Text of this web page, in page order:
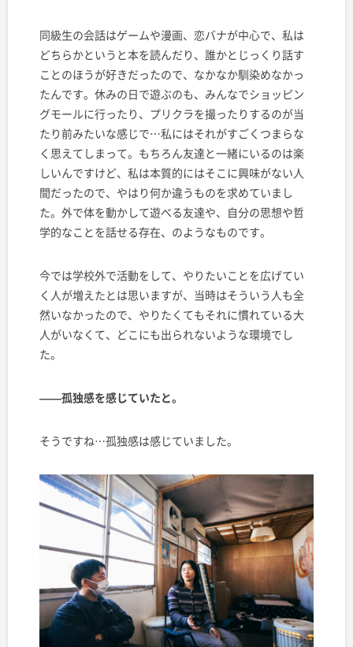
同級生の会話はゲームや漫画、恋バナが中心で、私は
どちらかというと本を読んだり、誰かとじっくり話す
ことのほうが好きだったので、なかなか馴染めなかっ
たんです。休みの日で遊ぶのも、みんなでショッピン
グモールに行ったり、プリクラを撮ったりするのが当
たり前みたいな感じで…私にはそれがすごくつまらな
く思えてしまって。もちろん友達と一緒にいるのは楽
しいんですけど、私は本質的にはそこに興味がない人
間だったので、やはり何か違うものを求めていまし
た。外で体を動かして遊べる友達や、自分の思想や哲
学的なことを話せる存在、のようなものです。
今では学校外で活動をして、やりたいことを広げてい
く人が増えたとは思いますが、当時はそういう人も全
然いなかったので、やりたくてもそれに慣れている大
人がいなくて、どこにも出られないような環境でし
た。
——孤独感を感じていたと。
そうですね…孤独感は感じていました。